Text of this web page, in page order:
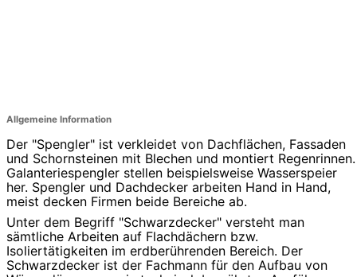
Allgemeine Information
Der "Spengler" ist verkleidet von Dachflächen, Fassaden
und Schornsteinen mit Blechen und montiert Regenrinnen.
Galanteriespengler stellen beispielsweise Wasserspeier
her. Spengler und Dachdecker arbeiten Hand in Hand,
meist decken Firmen beide Bereiche ab.
Unter dem Begriff "Schwarzdecker" versteht man
sämtliche Arbeiten auf Flachdächern bzw.
Isoliertätigkeiten im erdberührenden Bereich. Der
Schwarzdecker ist der Fachmann für den Aufbau von